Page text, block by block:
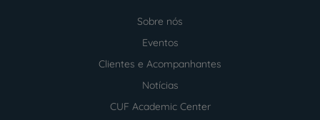
Sobre nós
Eventos
Clientes e Acompanhantes
Notícias
CUF Academic Center